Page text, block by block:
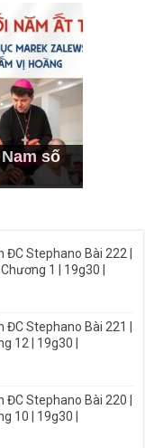
số
ĐC Stephano Bài 222 |
1 | 19g30 |
ĐC Stephano Bài 221 |
12 | 19g30 |
ĐC Stephano Bài 220 |
10 | 19g30 |